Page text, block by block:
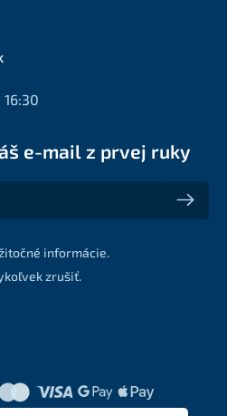
e-mail z prvej ruky
prvej ruky
informácie.
zrušiť.